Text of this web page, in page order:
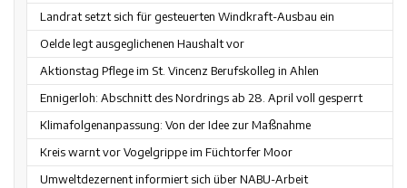
Landrat setzt sich für gesteuerten Windkraft-Ausbau ein
Oelde legt ausgeglichenen Haushalt vor
Aktionstag Pflege im St. Vincenz Berufskolleg in Ahlen
Ennigerloh: Abschnitt des Nordrings ab 28. April voll gesperrt
Klimafolgenanpassung: Von der Idee zur Maßnahme
Kreis warnt vor Vogelgrippe im Füchtorfer Moor
Umweltdezernent informiert sich über NABU-Arbeit